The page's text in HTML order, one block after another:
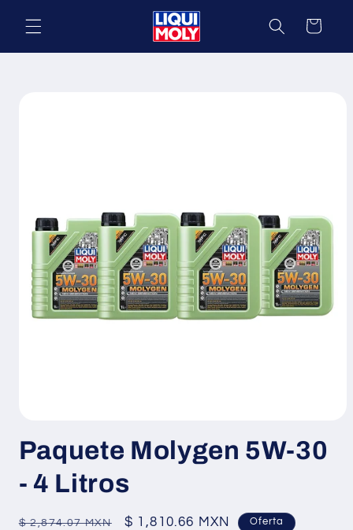
directamente
al contenido
Carrito
Paquete Molygen 5W-30
- 4 Litros
Precio
$ 2,874.07 MXN
Precio
$ 1,810.66 MXN Oferta